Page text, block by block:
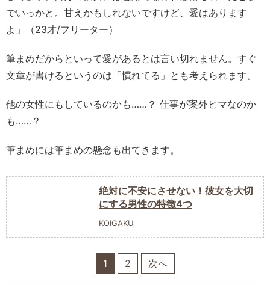
でいっかと。甘えかもしれないですけど、愛はあります
よ」（23才/フリーター）
筆まめだからといって愛があるとは言い切れません。すぐ
文章が書けるというのは「慣れてる」とも考えられます。
他の女性にもしているのかも……？ 仕事が案外ヒマなのか
も……？
筆まめには筆まめの懸念も出てきます。
絶対に不安にさせない！彼女を大切
にする男性の特徴4つ
KOIGAKU
1 2 次へ